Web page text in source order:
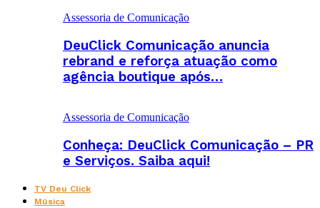
Assessoria de Comunicação
DeuClick Comunicação anuncia
rebrand e reforça atuação como
agência boutique após…
Assessoria de Comunicação
Conheça: DeuClick Comunicação – PR
e Serviços. Saiba aqui!
TV Deu Click
Música